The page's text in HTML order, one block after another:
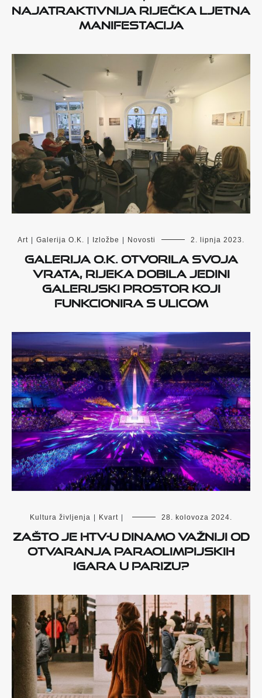
najatraktivnija riječka ljetna
manifestacija
Art | Galerija O.K. | Izložbe | Novosti 2. lipnja 2023.
Galerija O.K. otvorila svoja
vrata, Rijeka dobila jedini
galerijski prostor koji
funkcionira s ulicom
Kultura življenja | Kvart | 28. kolovoza 2024.
ZAŠTO JE HTV-u DINAMO VAŽNIJI OD
OTVARANJA PARAOLIMPIJSKIH
IGARA U PARIZU?